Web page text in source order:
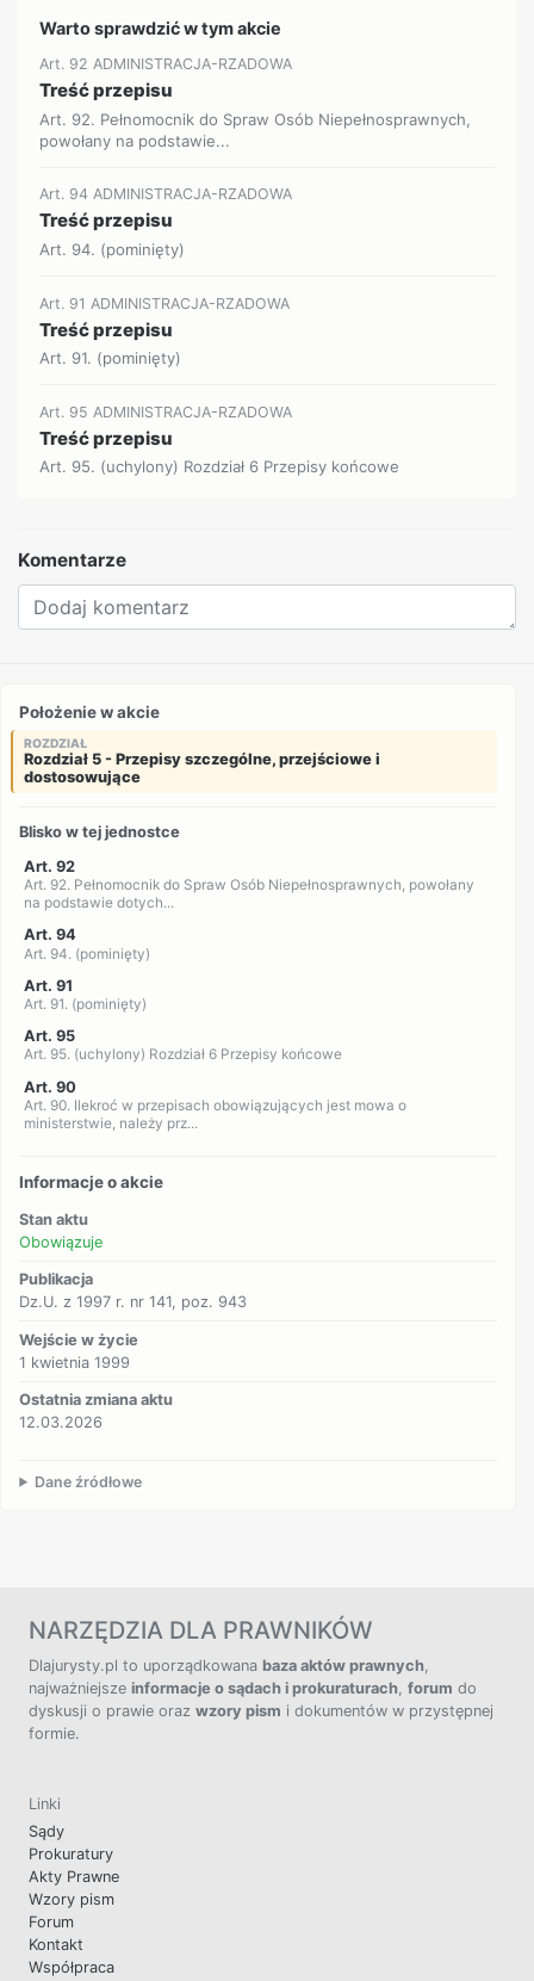
Warto sprawdzić w tym akcie
Art. 92 ADMINISTRACJA-RZADOWA
Treść przepisu
Art. 92. Pełnomocnik do Spraw Osób Niepełnosprawnych,
powołany na podstawie...
Art. 94 ADMINISTRACJA-RZADOWA
Treść przepisu
Art. 94. (pominięty)
Art. 91 ADMINISTRACJA-RZADOWA
Treść przepisu
Art. 91. (pominięty)
Art. 95 ADMINISTRACJA-RZADOWA
Treść przepisu
Art. 95. (uchylony) Rozdział 6 Przepisy końcowe
Komentarze
Położenie w akcie
ROZDZIAŁ
Rozdział 5 - Przepisy szczególne, przejściowe i
dostosowujące
Blisko w tej jednostce
Art. 92
Art. 92. Pełnomocnik do Spraw Osób Niepełnosprawnych, powołany
na podstawie dotych...
Art. 94
Art. 94. (pominięty)
Art. 91
Art. 91. (pominięty)
Art. 95
Art. 95. (uchylony) Rozdział 6 Przepisy końcowe
Art. 90
Art. 90. Ilekroć w przepisach obowiązujących jest mowa o
ministerstwie, należy prz...
Informacje o akcie
Stan aktu
Obowiązuje
Publikacja
Dz.U. z 1997 r. nr 141, poz. 943
Wejście w życie
1 kwietnia 1999
Ostatnia zmiana aktu
12.03.2026
Dane źródłowe
NARZĘDZIA DLA PRAWNIKÓW
Dlajurysty.pl to uporządkowana baza aktów prawnych,
najważniejsze informacje o sądach i prokuraturach, forum do
dyskusji o prawie oraz wzory pism i dokumentów w przystępnej
formie.
Linki
Sądy
Prokuratury
Akty Prawne
Wzory pism
Forum
Kontakt
Współpraca